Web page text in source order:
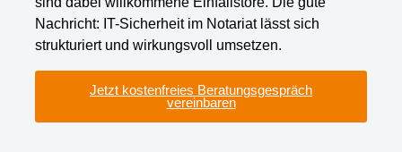
Nachricht: IT-Sicherheit im Notariat lässt sich
strukturiert und wirkungsvoll umsetzen.
Jetzt kostenfreies Beratungsgespräch
vereinbaren